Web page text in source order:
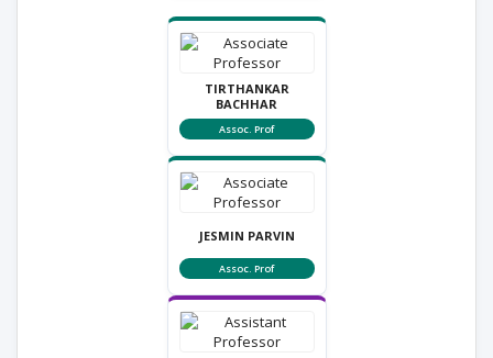
TIRTHANKAR
BACHHAR
Assoc. Prof
JESMIN PARVIN
Assoc. Prof